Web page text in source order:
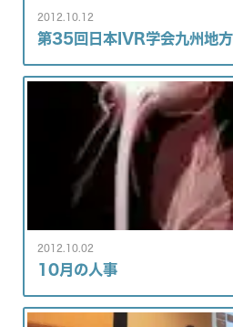
2012.10.12
第35回日本IVR学会九州地方
2012.10.02
10月の人事